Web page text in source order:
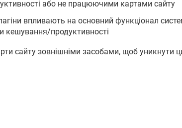
або не працюючими картами сайту
впливають на основний функціонал
кешування/продуктивності
сайту зовнішніми засобами, щоб уникнути